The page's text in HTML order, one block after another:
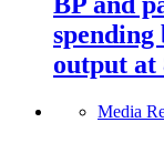
output at
Media